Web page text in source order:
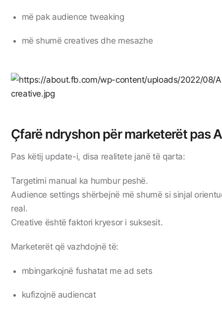
më pak audience tweaking
më shumë creatives dhe mesazhe
Çfarë ndryshon për marketerët pas
Pas këtij update-i, disa realitete janë të qarta:
Targetimi manual ka humbur peshë.
Audience settings shërbejnë më shumë si sinjal
real.
Creative është faktori kryesor i suksesit.
Marketerët që vazhdojnë të:
mbingarkojnë fushatat me ad sets
kufizojnë audiencat